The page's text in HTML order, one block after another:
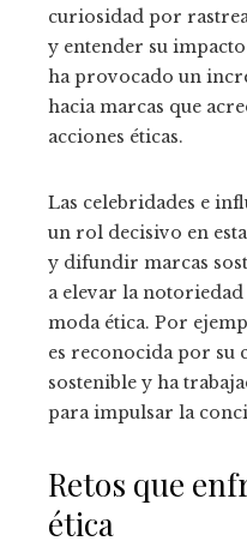
curiosidad por
y entender su
ha provocado un
hacia marcas que
acciones éticas.
Las celebridades e
un rol decisivo en
y difundir marcas
a elevar la
moda ética. Por
es reconocida por su
sostenible y ha
para impulsar la
Retos que
ética